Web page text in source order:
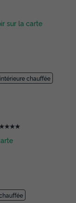
sur la carte
chauffée
★★★★